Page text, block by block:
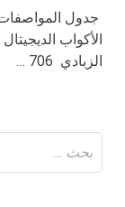
جدول المواصفات
الأكواب
الزبادي 706 …
عن: